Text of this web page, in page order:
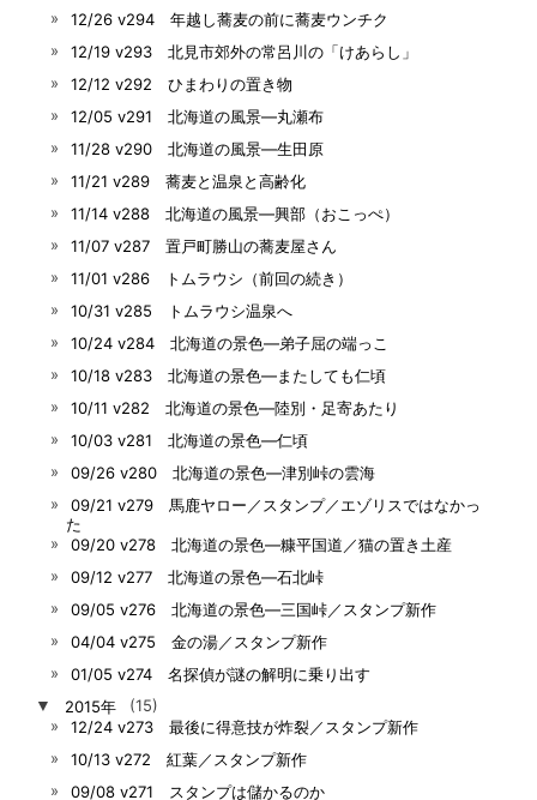
12/26 v294 年越し蕎麦の前に蕎麦ウンチク
12/19 v293 北見市郊外の常呂川の「けあらし」
12/12 v292 ひまわりの置き物
12/05 v291 北海道の風景―丸瀬布
11/28 v290 北海道の風景―生田原
11/21 v289 蕎麦と温泉と高齢化
11/14 v288 北海道の風景―興部（おこっぺ）
11/07 v287 置戸町勝山の蕎麦屋さん
11/01 v286 トムラウシ（前回の続き）
10/31 v285 トムラウシ温泉へ
10/24 v284 北海道の景色―弟子屈の端っこ
10/18 v283 北海道の景色―またしても仁頃
10/11 v282 北海道の景色―陸別・足寄あたり
10/03 v281 北海道の景色―仁頃
09/26 v280 北海道の景色―津別峠の雲海
09/21 v279 馬鹿ヤロー／スタンプ／エゾリスではなかっ
た
09/20 v278 北海道の景色―糠平国道／猫の置き土産
09/12 v277 北海道の景色―石北峠
09/05 v276 北海道の景色―三国峠／スタンプ新作
04/04 v275 金の湯／スタンプ新作
01/05 v274 名探偵が謎の解明に乗り出す
▼
2015年
(15)
12/24 v273 最後に得意技が炸裂／スタンプ新作
10/13 v272 紅葉／スタンプ新作
09/08 v271 スタンプは儲かるのか